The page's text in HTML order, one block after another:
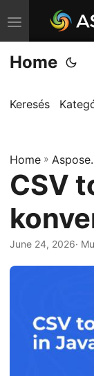
T
o
g
l
a
v
i
g
a
Home
Keresés
Home »
CSV
June 24, 2026·